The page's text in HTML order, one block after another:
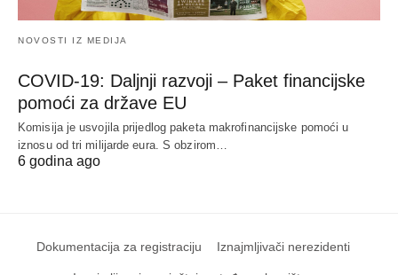
NOVOSTI IZ MEDIJA
COVID-19: Daljnji razvoji – Paket financijske
pomoći za države EU
Komisija je usvojila prijedlog paketa makrofinancijske pomoći u
iznosu od tri milijarde eura. S obzirom…
6 godina ago
Dokumentacija za registraciju Iznajmljivači nerezidenti